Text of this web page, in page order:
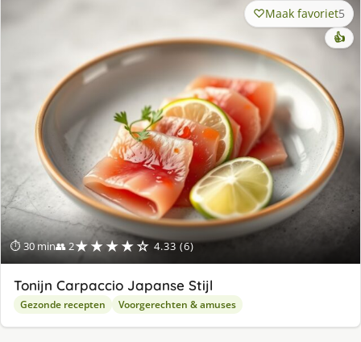
⏱ 30 min👥 2★★★★☆ 4.33 (6)
Maak favoriet5
👍
Tonijn Carpaccio Japanse Stijl
Gezonde recepten Voorgerechten & amuses